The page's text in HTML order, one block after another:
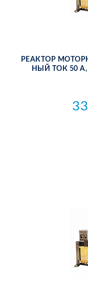
РЕ­АК­ТОР
НЫЙ ТОК 50